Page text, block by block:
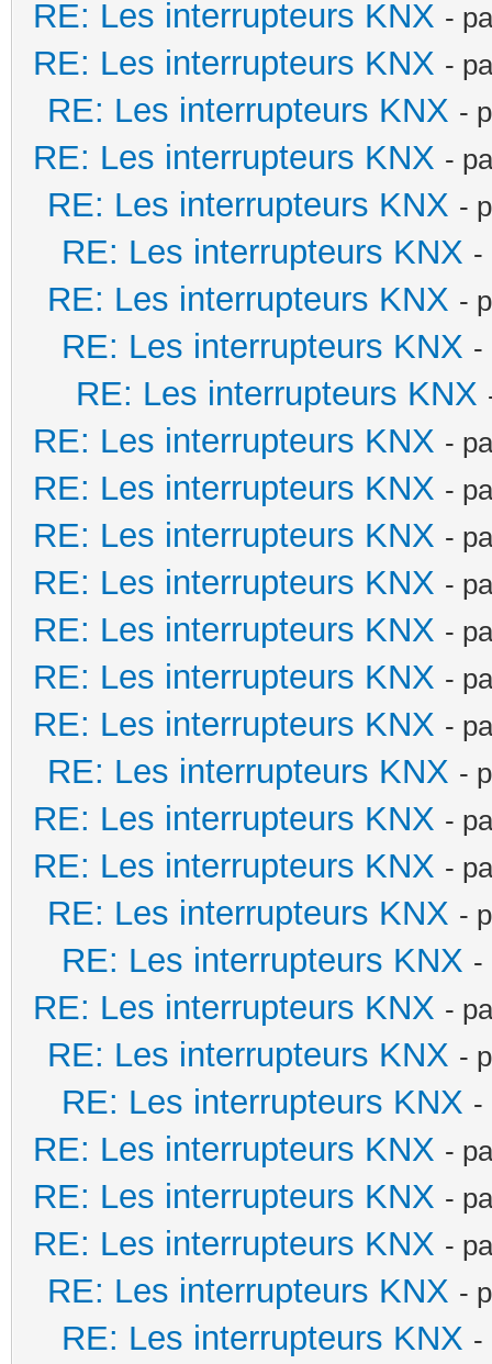
RE: Les interrupteurs KNX -
RE: Les interrupteurs KNX -
RE: Les interrupteurs KNX -
RE: Les interrupteurs KNX -
RE: Les interrupteurs KNX -
RE: Les interrupteurs KNX -
RE: Les interrupteurs KNX -
RE: Les interrupteurs KNX -
RE: Les interrupteurs KNX
RE: Les interrupteurs KNX -
RE: Les interrupteurs KNX -
RE: Les interrupteurs KNX -
RE: Les interrupteurs KNX -
RE: Les interrupteurs KNX -
RE: Les interrupteurs KNX -
RE: Les interrupteurs KNX -
RE: Les interrupteurs KNX -
RE: Les interrupteurs KNX -
RE: Les interrupteurs KNX -
RE: Les interrupteurs KNX -
RE: Les interrupteurs KNX -
RE: Les interrupteurs KNX -
RE: Les interrupteurs KNX -
RE: Les interrupteurs KNX -
RE: Les interrupteurs KNX -
RE: Les interrupteurs KNX -
RE: Les interrupteurs KNX -
RE: Les interrupteurs KNX -
RE: Les interrupteurs KNX -